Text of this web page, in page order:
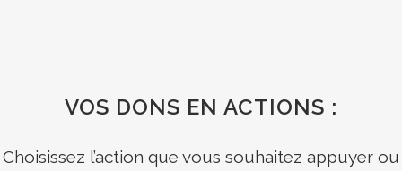
VOS DONS EN ACTIONS :
Choisissez l’action que vous souhaitez appuyer ou